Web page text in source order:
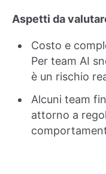
Aspetti da
Costo e
Per team AI
è un rischio
Alcuni team
attorno a